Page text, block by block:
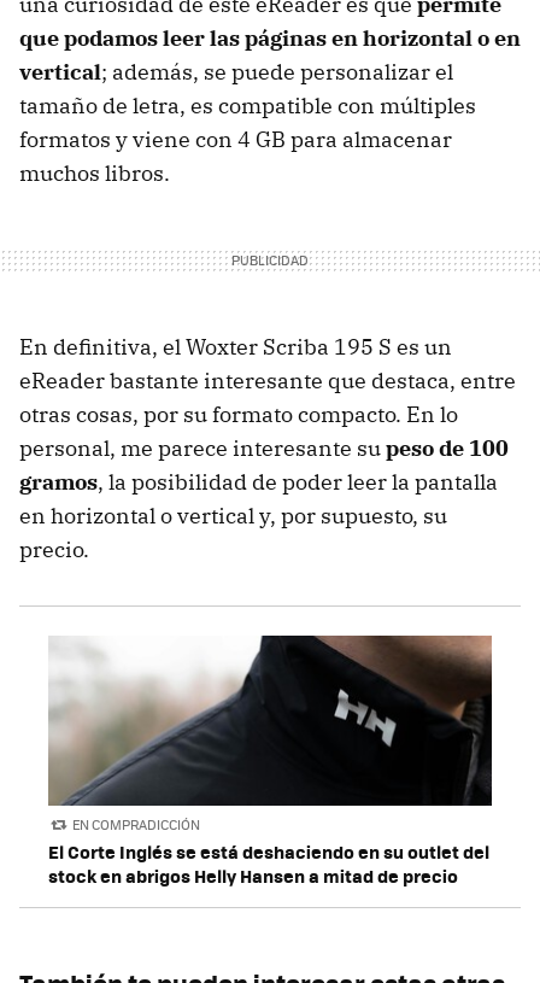
que podamos leer las páginas en horizontal o en
vertical; además, se puede personalizar el
tamaño de letra, es compatible con múltiples
formatos y viene con 4 GB para almacenar
muchos libros.
En definitiva, el Woxter Scriba 195 S es un
eReader bastante interesante que destaca, entre
otras cosas, por su formato compacto. En lo
personal, me parece interesante supeso de 100
gramos, la posibilidad de poder leer la pantalla
en horizontal o vertical y, por supuesto, su
precio.
EN COMPRADICCIÓN
El Corte Inglés se está deshaciendo en su outlet del
stock en abrigos Helly Hansen a mitad de precio